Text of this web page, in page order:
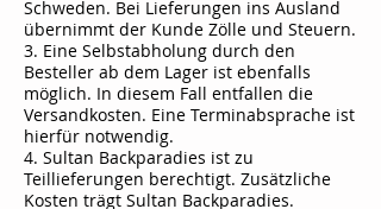
Schweden. Bei Lieferungen ins Ausland
übernimmt der Kunde Zölle und Steuern.
3. Eine Selbstabholung durch den
Besteller ab dem Lager ist ebenfalls
möglich. In diesem Fall entfallen die
Versandkosten. Eine Terminabsprache ist
hierfür notwendig.
4. Sultan Backparadies ist zu
Teillieferungen berechtigt. Zusätzliche
Kosten trägt Sultan Backparadies.